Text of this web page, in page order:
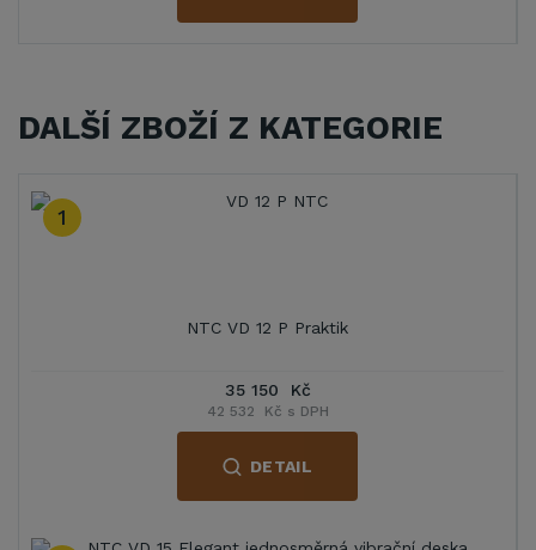
DALŠÍ ZBOŽÍ Z KATEGORIE
1
NTC VD 12 P Praktik
35 150 Kč
42 532 Kč s DPH
DETAIL